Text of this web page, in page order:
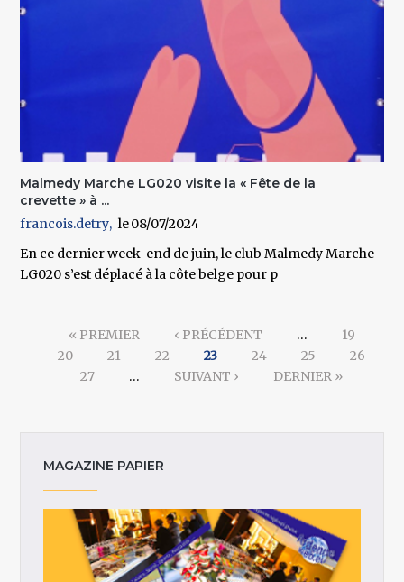
Malmedy Marche LG020 visite la « Fête de la
crevette » à ...
francois.detry
08/07/2024
En ce dernier week-end de juin, le club Malmedy Marche
LG020 s’est déplacé à la côte belge pour p
« PREMIER ‹ PRÉCÉDENT …
19
20
21 22 23 24 25
26
27
… SUIVANT › DERNIER »
MAGAZINE PAPIER